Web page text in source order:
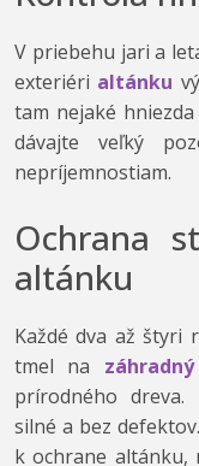
V priebehu jari a
exteriéri altánku
tam nejaké
dávajte veľký
nepríjemnostiam.
Ochrana
altánku
Každé dva až štyri
tmel na
prírodného dreva.
silné a bez
k ochrane altánku,